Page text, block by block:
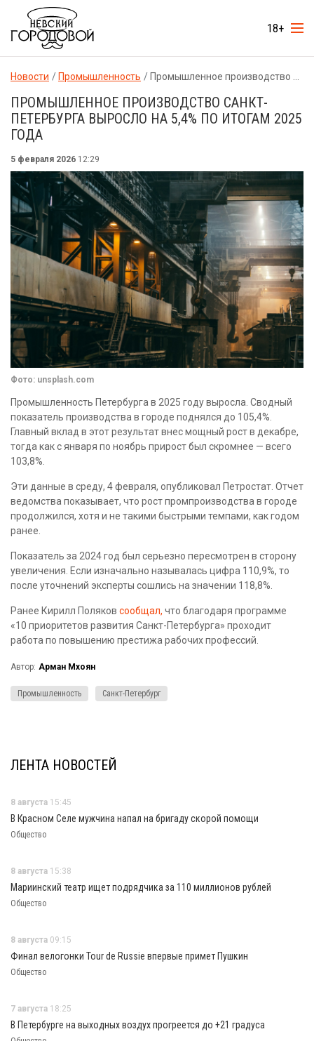
18+
Новости Промышленность Промышленное производство Санкт-Петербурга выросло на 5,4% по итогам 2025 года
ПРОМЫШЛЕННОЕ ПРОИЗВОДСТВО САНКТ-
ПЕТЕРБУРГА ВЫРОСЛО НА 5,4% ПО ИТОГАМ 2025
ГОДА
5 февраля 2026 12:29
Фото: unsplash.com
Промышленность Петербурга в 2025 году выросла. Сводный
показатель производства в городе поднялся до 105,4%.
Главный вклад в этот результат внес мощный рост в декабре,
тогда как с января по ноябрь прирост был скромнее — всего
103,8%.
Эти данные в среду, 4 февраля, опубликовал Петростат. Отчет
ведомства показывает, что рост промпроизводства в городе
продолжился, хотя и не такими быстрыми темпами, как годом
ранее.
Показатель за 2024 год был серьезно пересмотрен в сторону
увеличения. Если изначально называлась цифра 110,9%, то
после уточнений эксперты сошлись на значении 118,8%.
Ранее Кирилл Поляков сообщал, что благодаря программе
«10 приоритетов развития Санкт-Петербурга» проходит
работа по повышению престижа рабочих профессий.
Автор: Арман Мхоян
Промышленность Санкт-Петербург
ЛЕНТА НОВОСТЕЙ
8 августа 15:45
В Красном Селе мужчина напал на бригаду скорой помощи
Общество
8 августа 15:38
Мариинский театр ищет подрядчика за 110 миллионов рублей
Общество
8 августа 09:15
Финал велогонки Tour de Russie впервые примет Пушкин
Общество
7 августа 18:25
В Петербурге на выходных воздух прогреется до +21 градуса